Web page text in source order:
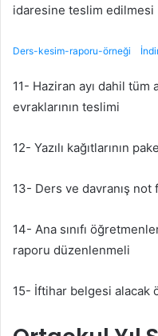
idaresine teslim edilmesi
Ders-kesim-raporu-örneği
11- Haziran ayı dahil
evraklarının teslimi
12- Yazılı kağıtlarının
13- Ders ve davranış not
14- Ana sınıfı
raporu düzenlenmeli
15- İftihar belgesi